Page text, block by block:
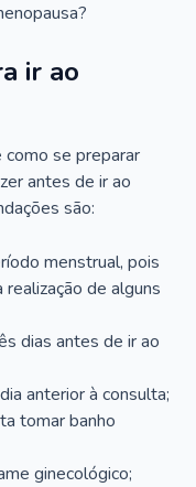
ir ao
se preparar
antes de ir ao
são:
menstrual, pois
de alguns
dias antes de ir ao
anterior à consulta;
tomar banho
ginecológico;